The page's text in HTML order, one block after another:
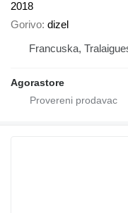
2018
Gorivo dizel
Francuska,
Agorastore